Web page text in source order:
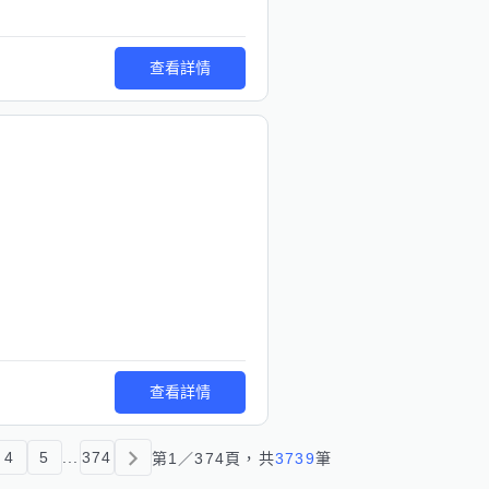
查看詳情
查看詳情
4 5 374 第1 ／374頁，共3739筆